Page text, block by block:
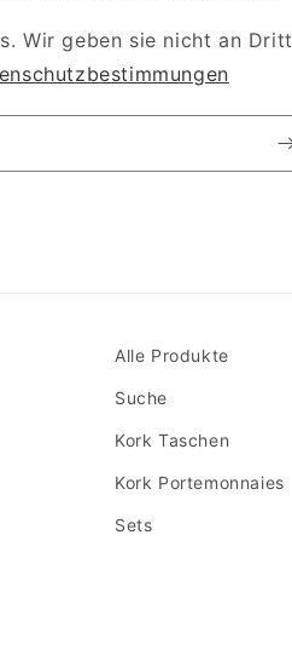
Wir geben sie nicht an
Alle Produkte
Suche
Kork Taschen
Kork Portemonnaies
Sets